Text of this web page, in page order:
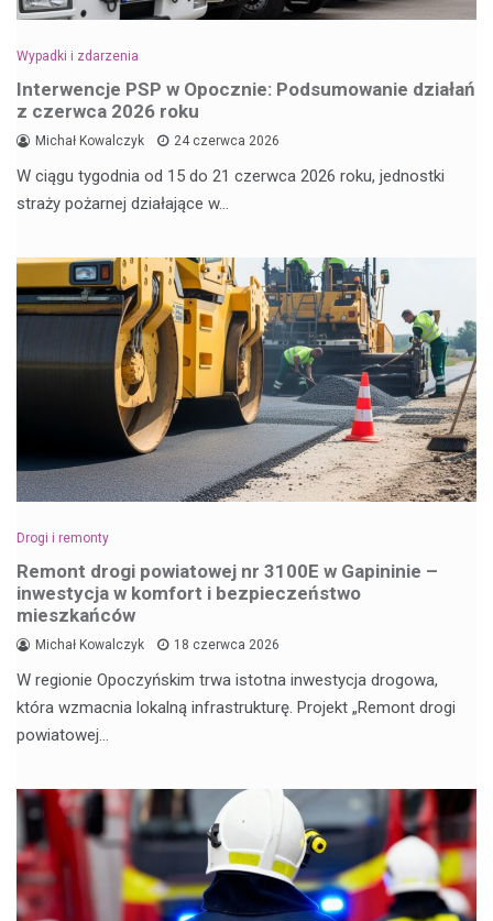
Wypadki i zdarzenia
Interwencje PSP w Opocznie: Podsumowanie działań
z czerwca 2026 roku
Michał Kowalczyk 24 czerwca 2026
W ciągu tygodnia od 15 do 21 czerwca 2026 roku, jednostki
straży pożarnej działające w…
Drogi i remonty
Remont drogi powiatowej nr 3100E w Gapininie –
inwestycja w komfort i bezpieczeństwo
mieszkańców
Michał Kowalczyk 18 czerwca 2026
W regionie Opoczyńskim trwa istotna inwestycja drogowa,
która wzmacnia lokalną infrastrukturę. Projekt „Remont drogi
powiatowej…